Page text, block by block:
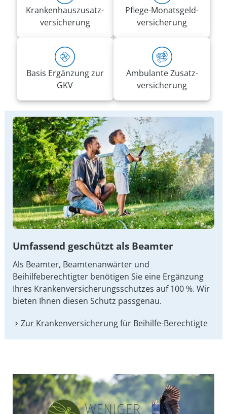
Kranken­haus­zusatz­­
versicherung
Pflege-Monatsgeld­
versicherung
Basis Ergänzung zur
GKV
Ambulante Zusatz­
versicherung
Umfassend geschützt als Beamter
Als Beamter, Beamtenanwärter und
Beihilfeberechtigter benötigen Sie eine Ergänzung
Ihres Kran­ken­ver­si­che­rungs­schut­zes auf 100 %. Wir
bieten Ihnen diesen Schutz passgenau.
Zur Kranken­versicherung für Beihilfe-Berechtigte